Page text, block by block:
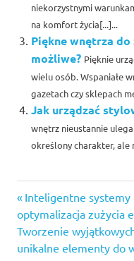
niekorzystnymi
na komfort życia[...]...
Piękne wnętrza do
możliwe? Pięknie
wielu osób. Wspaniałe
gazetach czy sklepach
Jak urządzać
wnętrz nieustannie
określony charakter, ale
Nawigacja
wpisu
Previous
Post:
Inteligentne
optymalizacja zużycia
Next
Post:
Tworzenie
unikalne elementy do